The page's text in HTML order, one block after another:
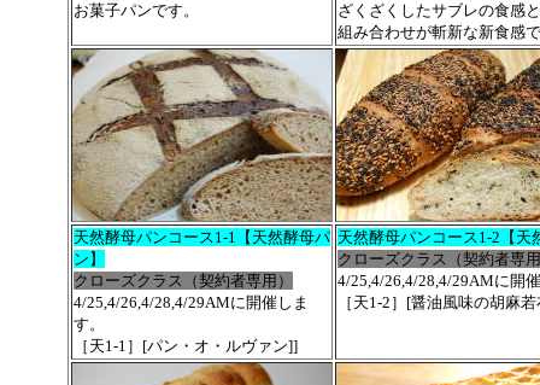
お菓子パンです。
ざくざくしたサブレの食感
組み合わせが斬新な新食感
天然酵母パンコース1-1【天然酵母パ
ン】
クローズクラス（契約者専用）
4/25,4/26,4/28,4/29AMに開催しま
す。
［天1-1］[パン・オ・ルヴァン]]
天然酵母パンコース1-2【天
クローズクラス（契約者専
4/25,4/26,4/28,4/29AMに開
［天1-2］[醤油風味の胡麻